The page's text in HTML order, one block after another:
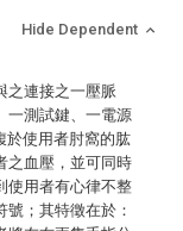
Hide Dependent
之連接之一壓脈
一測試鍵、一電源
於使用者肘窩的肱
之血壓，並可同時
使用者有心律不整
；其特徵在於：